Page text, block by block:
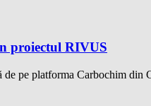
proiectul RIVUS
de pe platforma Carbochim din